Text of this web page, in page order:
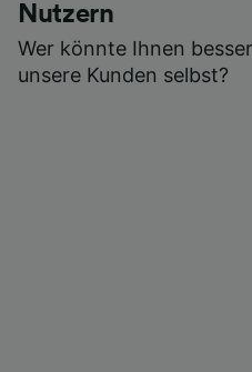
Nutzern
Wer könnte Ihnen
unsere Kunden selbst?